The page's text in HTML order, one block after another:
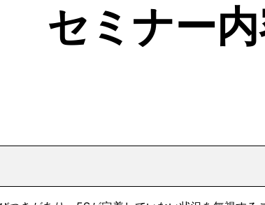
セミナー